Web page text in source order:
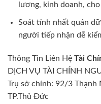
lương, kinh doanh,
Soát tính nhất quán
người tiếp nhận dễ
Thông Tin Liên Hệ Tài
DỊCH VỤ TÀI CHÍNH
Trụ sở chính: 92/3 Thạnh
TP.Thủ Đức